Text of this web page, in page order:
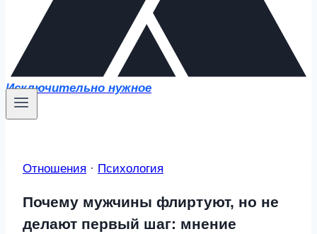
Исключительно нужное
Отношения · Психология
Почему мужчины флиртуют, но не
делают первый шаг: мнение